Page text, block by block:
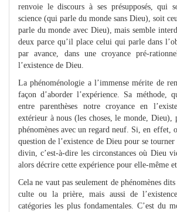
renvoie le discours à ses présupposés, qui
science (qui parle du monde sans Dieu), soit
parle du monde avec Dieu), mais semble
deux parce qu’il place celui qui parle dans
par avance, dans une croyance pré-
l’existence de Dieu.
La phénoménologie a l’immense mérite de
façon d’aborder l’expérience. Sa méthode,
entre parenthèses notre croyance en
extérieur à nous (les choses, le monde, Dieu),
phénomènes avec un regard neuf. Si, en effet,
question de l’existence de Dieu pour se tourner
divin, c’est-à-dire les circonstances où Dieu
alors décrire cette expérience pour elle-même
Cela ne vaut pas seulement de phénomènes
culte ou la prière, mais aussi de
catégories les plus fondamentales. C’est du